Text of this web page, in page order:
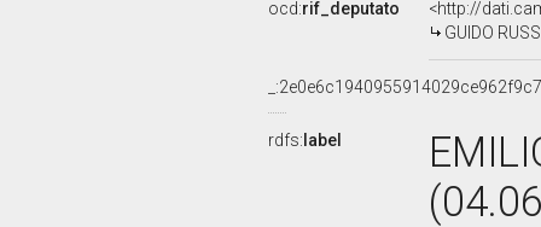
ocd:rif_deputato
<http://
GUIDO
rdfs: label